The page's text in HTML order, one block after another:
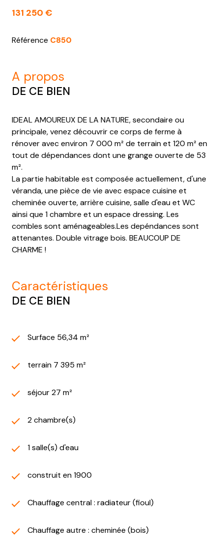
131 250 €
Référence C850
a propos
DE CE BIEN
IDEAL AMOUREUX DE LA NATURE, secondaire ou
principale, venez découvrir ce corps de ferme à
rénover avec environ 7 000 m² de terrain et 120 m² en
tout de dépendances dont une grange ouverte de 53
m².
La partie habitable est composée actuellement, d'une
véranda, une pièce de vie avec espace cuisine et
cheminée ouverte, arrière cuisine, salle d'eau et WC
ainsi que 1 chambre et un espace dressing. Les
combles sont aménageables.Les depéndances sont
attenantes. Double vitrage bois. BEAUCOUP DE
CHARME !
caractéristiques
DE CE BIEN
Surface 56,34 m²
terrain 7 395 m²
séjour 27 m²
2 chambre(s)
1 salle(s) d'eau
construit en 1900
Chauffage central : radiateur (fioul)
Chauffage autre : cheminée (bois)